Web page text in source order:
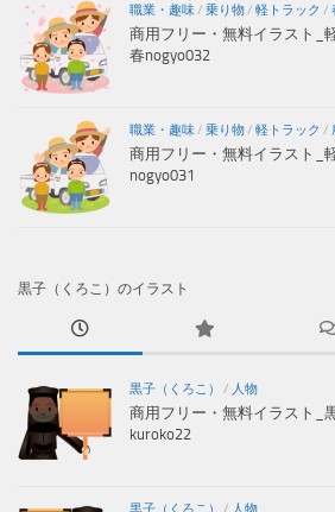
職業・趣味/ 乗り物/ 軽トラック /
商用フリー・無料イラスト_
春nogyo032
職業・趣味/ 乗り物/ 軽トラック /
商用フリー・無料イラスト_
nogyo031
黒子（くろこ）のイラスト
黒子（くろこ） / 人物
商用フリー・無料イラスト_
kuroko22
黒子（くろこ） / 人物